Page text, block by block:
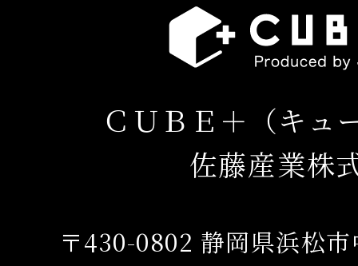
ＣＵＢＥ＋（キュ
佐藤産業株
〒430-0802 静岡県浜松